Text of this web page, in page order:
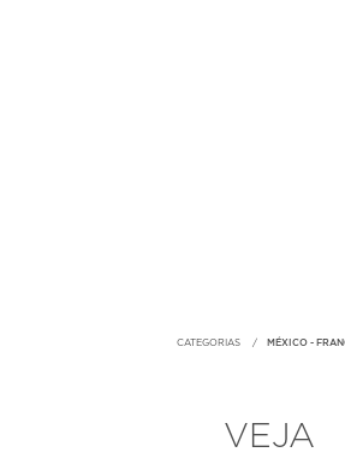
CATEGORIAS MÉXICO -
VEJA